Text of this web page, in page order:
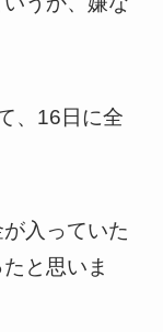
、16日に全
入っていた
と思いま